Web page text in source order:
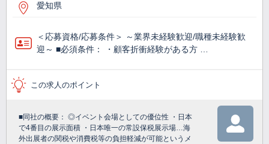
愛知県
＜応募資格/応募条件＞ ～業界未経験歓迎/職種未経験歓
迎～ ■必須条件： ・顧客折衝経験がある方 …
この求人のポイント
■同社の概要： ◎イベント会場としての優位性 ・日本
で4番目の展示面積 ・日本唯一の常設保税展示場…海
外出展者の関税や消費税等の負担軽減が可能というメ